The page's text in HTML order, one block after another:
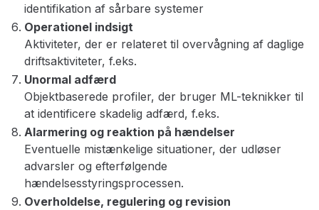
identifikation af sårbare systemer
Operationel indsigt
Aktiviteter, der er relateret til overvågning af daglige
driftsaktiviteter, f.eks.
Unormal adfærd
Objektbaserede profiler, der bruger ML-teknikker til
at identificere skadelig adfærd, f.eks.
Alarmering og reaktion på hændelser
Eventuelle mistænkelige situationer, der udløser
advarsler og efterfølgende
hændelsesstyringsprocessen.
Overholdelse, regulering og revision